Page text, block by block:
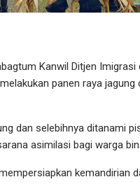
Kanwil Ditjen
panen raya jagung
dan selebihnya ditanami
asimilasi bagi warga
kemandirian